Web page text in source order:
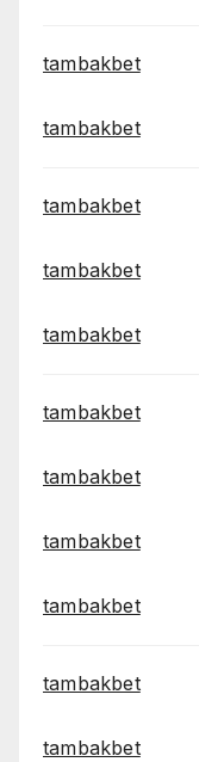
tambakbet
tambakbet
tambakbet
tambakbet
tambakbet
tambakbet
tambakbet
tambakbet
tambakbet
tambakbet
tambakbet